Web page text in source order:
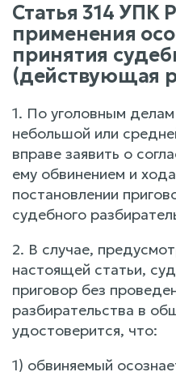
Статья 314 УПК
применения
принятия
(действующая
1. По уголовным
небольшой или
вправе заявить о
ему обвинением и
постановлении
судебного
2. В случае,
настоящей статьи,
приговор без
разбирательства в
удостоверится, что:
1) обвиняемый